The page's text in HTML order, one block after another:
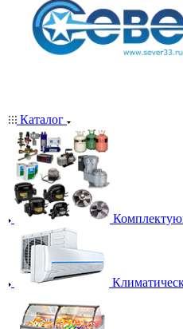
Каталог